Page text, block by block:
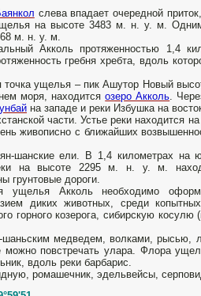
слева впадает очередной
на высоте 3483 м. н. у. м.
м. н. у. м.
Акколь протяженностью 1,4
гребня хребта, вдоль
точка ущелья – пик Ашутор Новый
моря, находитсяозеро Акколь.
на западе и реки Избушка на
части. Устье реки находится
живописно с ближайших
шанские ели. В 1,4 километрах на
на высоте 2295 м. н. у. м.
грунтовые дороги.
ущелья Акколь необходимо
диких животных, среди
горного козерога, сибирскую косулю
медведем, волками, рысью,
повстречать улара. Флора
вдоль реки барбарис.
ромашечник, эдельвейсы,